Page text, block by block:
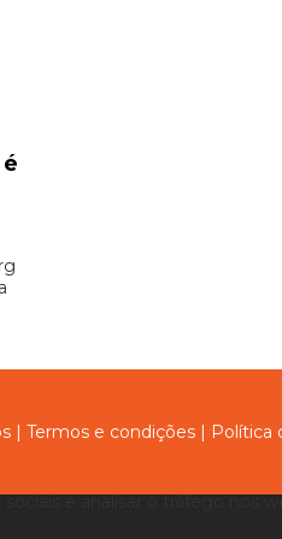
| Termos e condições | Política
e analisar o tráfego nos